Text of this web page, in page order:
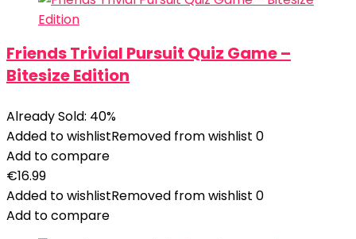
Friends Trivial Pursuit Quiz Game –
Bitesize Edition
Already Sold: 40%
Added to wishlistRemoved from wishlist 0
Add to compare
€16.99
Added to wishlistRemoved from wishlist 0
Add to compare